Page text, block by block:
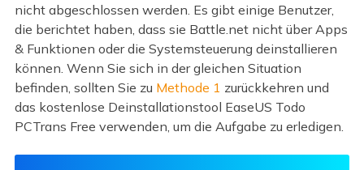
nicht abgeschlossen werden. Es gibt einige Benutzer,
die berichtet haben, dass sie Battle.net nicht über Apps
& Funktionen oder die Systemsteuerung deinstallieren
können. Wenn Sie sich in der gleichen Situation
befinden, sollten Sie zu Methode 1 zurückkehren und
das kostenlose Deinstallationstool EaseUS Todo
PCTrans Free verwenden, um die Aufgabe zu erledigen.